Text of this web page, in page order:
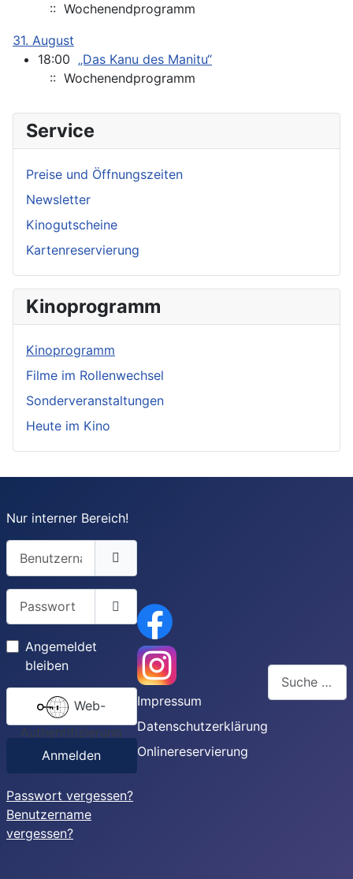
:: Wochenendprogramm
31. August
18:00 „Das Kanu des Manitu“
:: Wochenendprogramm
Service
Preise und Öffnungszeiten
Newsletter
Kinogutscheine
Kartenreservierung
Kinoprogramm
Kinoprogramm
Filme im Rollenwechsel
Sonderveranstaltungen
Heute im Kino
Nur interner Bereich!
Passwort
Passwort anzeigen
Angemeldet
bleiben
Web-
Authentifizierung
Anmelden
Passwort vergessen?
Benutzername
vergessen?
Impressum
Datenschutzerklärung
Onlinereservierung
Suchen